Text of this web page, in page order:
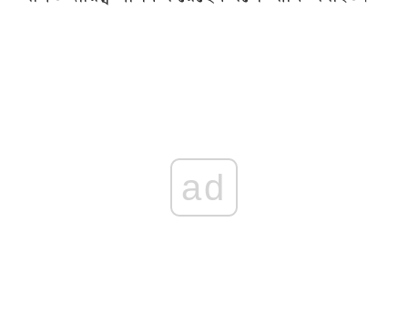
ad